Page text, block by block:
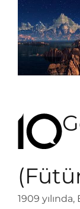
1909